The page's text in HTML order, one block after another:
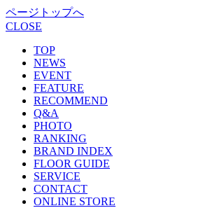
ページトップへ
CLOSE
TOP
NEWS
EVENT
FEATURE
RECOMMEND
Q&A
PHOTO
RANKING
BRAND INDEX
FLOOR GUIDE
SERVICE
CONTACT
ONLINE STORE